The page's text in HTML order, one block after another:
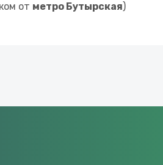
от метро Бутырская)